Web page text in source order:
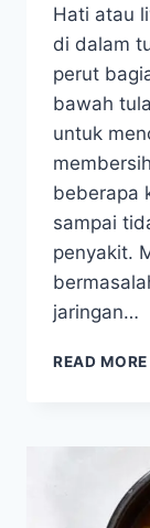
Hati atau
di dalam
perut
bawah
untuk
beberapa
sampai
penyakit.
jaringan…
READ MORE